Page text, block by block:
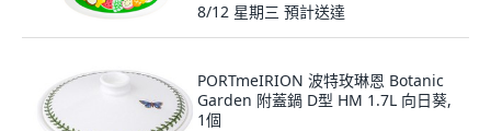
8/12 星期三 預計送達
PORTmeIRION 波特玫琳恩 Botanic
Garden 附蓋鍋 D型 HM 1.7L 向日葵,
1個